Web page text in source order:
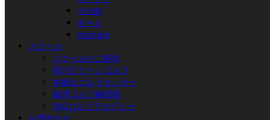
その他
ボール
Youtube
スクール
スクールのご案内
香川グリーンゴルフ
本郷台ゴルフセンター
義澤ゴルフ練習場
INGゴルフアカデミー